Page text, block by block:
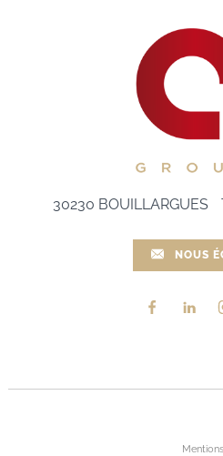
30230 BOUILLARGUES
NOUS